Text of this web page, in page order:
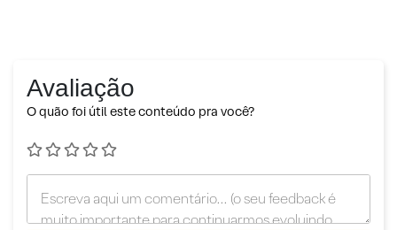
Avaliação
O quão foi útil este conteúdo pra você?